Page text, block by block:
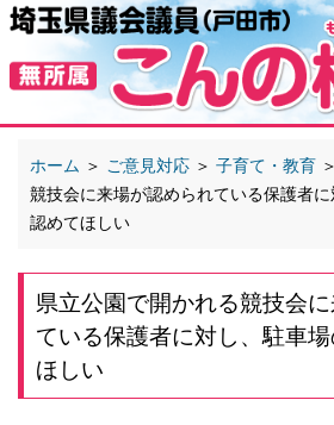
ホーム ＞ ご意見対応 ＞ 子育て・教育 ＞
競技会に来場が認められている保護者
認めてほしい
県立公園で開かれる競技会
ている保護者に対し、駐車
ほしい